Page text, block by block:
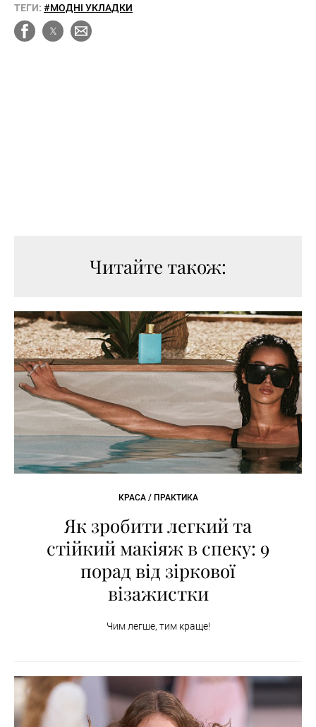
ТЕГИ: #МОДНІ УКЛАДКИ
Читайте також:
КРАСА / ПРАКТИКА
Як зробити легкий та
стійкий макіяж в спеку: 9
порад від зіркової
візажистки
Чим легше, тим краще!